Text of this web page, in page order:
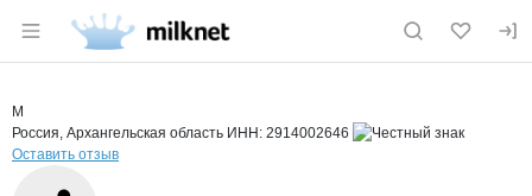
Раздел навигации по сайту milknet.ru
Страница компании
Страница компании
Краткая информация о компании
М
Россия, Архангельская область ИНН: 2914002646
Оставить отзыв